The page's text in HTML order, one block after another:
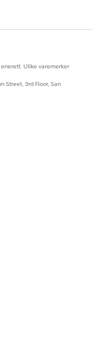
PROBLEMET DITT?
forbedre!
Ulike varemerker
Street, 3rd Floor, San